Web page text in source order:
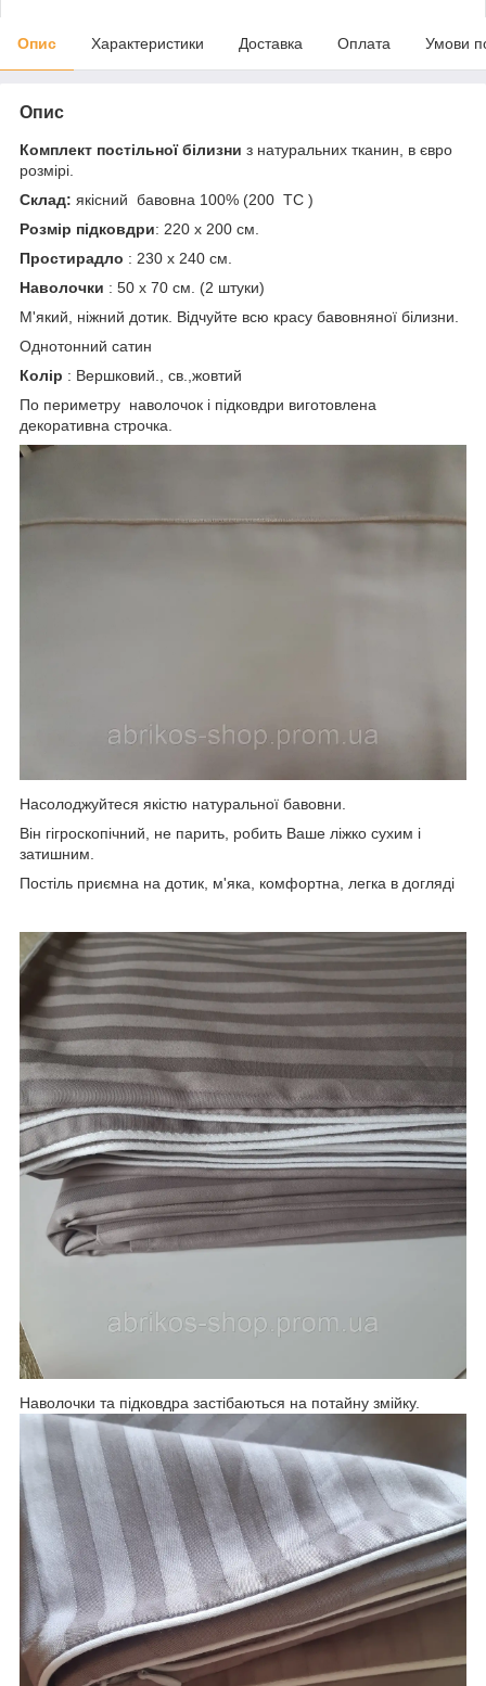
Опис Характеристики Доставка Оплата Умови
Опис
Комплект постільної білизни з натуральних тканин, в євро
розмірі.
Склад: якісний бавовна 100% (200 ТС )
Розмір підковдри: 220 х 200 см.
Простирадло : 230 х 240 см.
Наволочки : 50 х 70 см. (2 штуки)
М'який, ніжний дотик. Відчуйте всю красу бавовняної білизни.
Однотонний сатин
Колір : Вершковий., св.,жовтий
По периметру наволочок і підковдри виготовлена
декоративна строчка.
Насолоджуйтеся якістю натуральної бавовни.
Він гігроскопічний, не парить, робить Ваше ліжко сухим і
затишним.
Постіль приємна на дотик, м'яка, комфортна, легка в догляді
Наволочки та підковдра застібаються на потайну змійку.